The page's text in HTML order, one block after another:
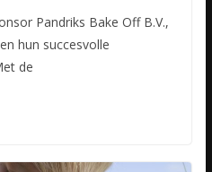
Pandriks Bake Off B.V.,
hun succesvolle
de